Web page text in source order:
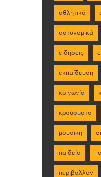
αθλητικά
αστυνομικά
ειδήσεις
εκπαίδευση
κοινωνία
κρούσματα
μουσική
παιδεία
περιβάλλον